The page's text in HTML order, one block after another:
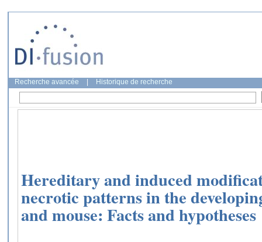
Recherche avancée Historique de recherche
Hereditary and induced
necrotic patterns in the
and mouse: Facts and hypotheses